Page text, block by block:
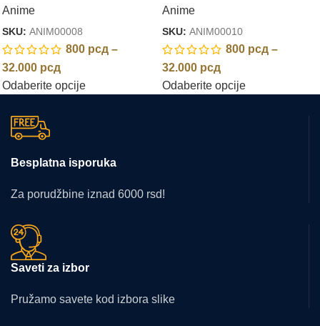
Anime
SKU: ANIM00008
800 рсд –
32.000 рсд
Odaberite opcije
Anime
SKU: ANIM00010
800 рсд –
32.000 рсд
Odaberite opcije
Besplatna isporuka
Za porudžbine iznad 6000 rsd!
Saveti za izbor
Pružamo savete kod izbora slike